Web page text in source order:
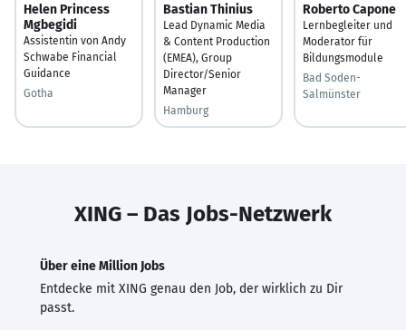
Helen Princess
Mgbegidi
Assistentin von Andy
Schwabe Financial
Guidance
Gotha
Bastian Thinius
Lead Dynamic Media
& Content Production
(EMEA), Group
Director/Senior
Manager
Hamburg
Roberto Capone
Lernbegleiter und
Moderator für
Bildungsmodule
Bad Soden-
Salmünster
XING – Das Jobs-Netzwerk
Über eine Million Jobs
Entdecke mit XING genau den Job, der wirklich zu Dir
passt.